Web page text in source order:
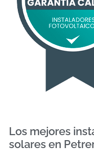
Los mejores
solares en